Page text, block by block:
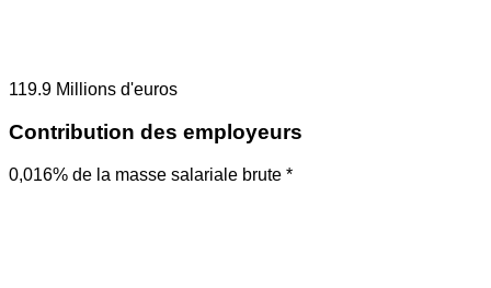
119.9 Millions d'euros
Contribution des employeurs
0,016% de la masse salariale brute *